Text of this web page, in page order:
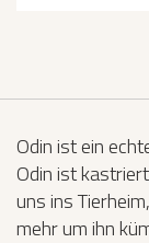
Odin ist ein
Odin ist
uns ins
mehr um ihn